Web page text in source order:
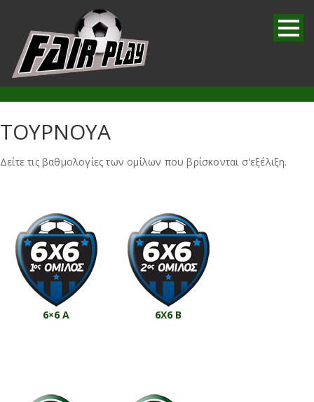
ΤΟΥΡΝΟΥΑ
Δείτε τις βαθμολογίες των ομίλων που βρίσκονται σ'εξέλιξη.
6×6 Α 6X6 Β